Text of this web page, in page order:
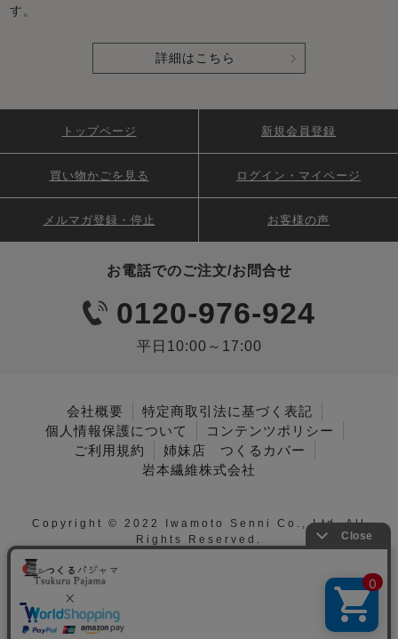
す。
詳細はこちら
お電話でのご注文/お問合せ
0120-976-924
平日10:00～17:00
トップページ 新規会員登録
買い物かごを見る ログイン・マイページ
メルマガ登録・停止 お客様の声
会社概要
特定商取引法に基づく表記
個人情報保護について
コンテンツポリシー
ご利用規約
姉妹店 つくるカバー
岩本繊維株式会社
Copyright © 2022 Iwamoto Senni Co., Ltd. All
Rights Reserved.